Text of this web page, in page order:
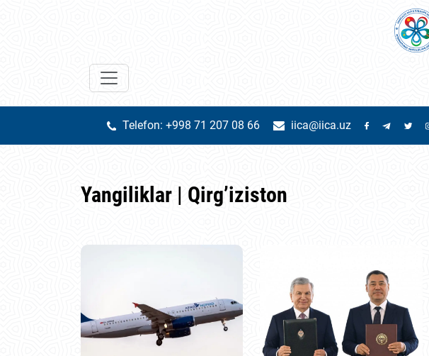
Telefon: +998 71 207 08 66 iica@iica.uz
Yangiliklar | Qirg’iziston